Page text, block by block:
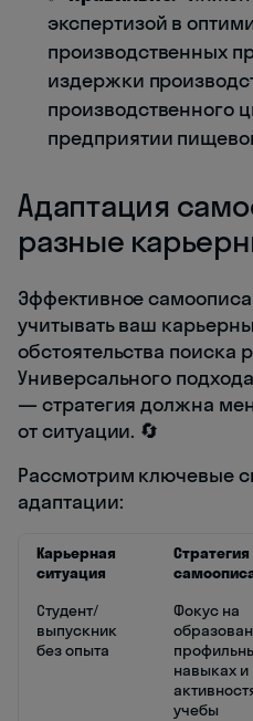
экспертизой в
производственных
издержки
производственного
предприятии
Адаптация
разные
Эффективное
учитывать ваш
обстоятельства поиска
Универсального
— стратегия должна
от ситуации. 🔄
Рассмотрим ключевые
адаптации:
Карьерная
ситуация
Стратегия
Студент/
выпускник
без опыта
Фокус на
навыках и
учебы